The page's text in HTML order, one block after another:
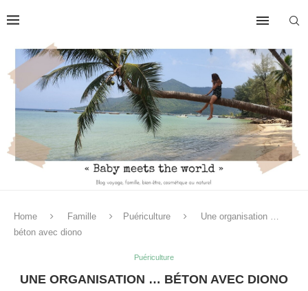
Home Famille Puériculture
Une organisation …
béton avec diono
Puériculture
UNE ORGANISATION … BÉTON AVEC DIONO